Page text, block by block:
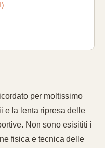
per moltissimo
e la lenta ripresa delle
Non sono esisititi i
fisica e tecnica delle